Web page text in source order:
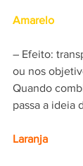
Amarelo
– Efeito:
ou nos
Quando
passa a ideia
Laranja